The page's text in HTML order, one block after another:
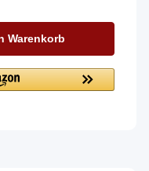
Warenkorb